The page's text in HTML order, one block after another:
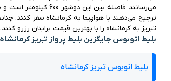
ترجیح می‌دهند با هواپیما به کرمانشاه سفر کنند. چنانچه شما هم قصد سفر با هواپیما را دارید، می‌توانید سایت و اپلیکیشن یوتراوز را برای خرید
تبریز به کرمانشاه را با بهترین قیمت برایتان رزرو کنند.
بلیط اتوبوس جایگزین بلیط پرواز تبریز کرمانشاه
بلیط اتوبوس تبریز کرمانشاه